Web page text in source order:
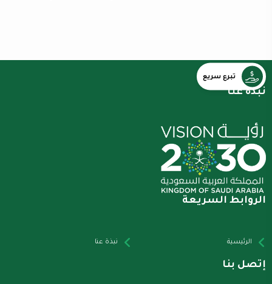
نبذة عنا
الروابط السريعة
الرئيسية نبذة عنا
إتصل بنا
تبرع سريع